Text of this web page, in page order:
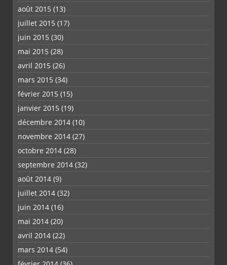
août 2015 (13)
juillet 2015 (17)
juin 2015 (30)
mai 2015 (28)
avril 2015 (26)
mars 2015 (34)
février 2015 (15)
janvier 2015 (19)
décembre 2014 (10)
novembre 2014 (27)
octobre 2014 (28)
septembre 2014 (32)
août 2014 (9)
juillet 2014 (32)
juin 2014 (16)
mai 2014 (20)
avril 2014 (22)
mars 2014 (54)